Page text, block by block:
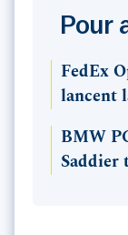
Pour
FedEx
lancent
BMW
Saddier